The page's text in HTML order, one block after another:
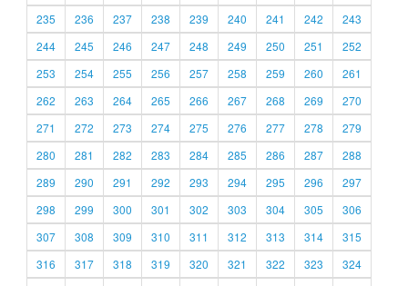
235
236 237 238 239 240 241 242
243
244
245 246 247 248 249 250 251
252
253
254 255 256 257 258 259 260
261
262
263 264 265 266 267 268 269
270
271
272 273 274 275 276 277 278
279
280
281 282 283 284 285 286 287
288
289
290 291 292 293 294 295 296
297
298
299 300 301 302 303 304 305
306
307
308 309 310 311 312 313 314
315
316
317 318 319 320 321 322 323
324